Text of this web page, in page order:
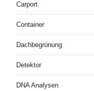
Carport
Container
Dachbegrünung
Detektor
DNA Analysen